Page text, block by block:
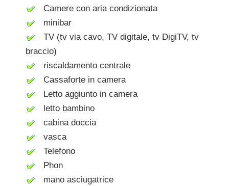
Camere con aria condizionata
minibar
TV (tv via cavo, TV digitale, tv DigiTV, tv
braccio)
riscaldamento centrale
Cassaforte in camera
Letto aggiunto in camera
letto bambino
cabina doccia
vasca
Telefono
Phon
mano asciugatrice